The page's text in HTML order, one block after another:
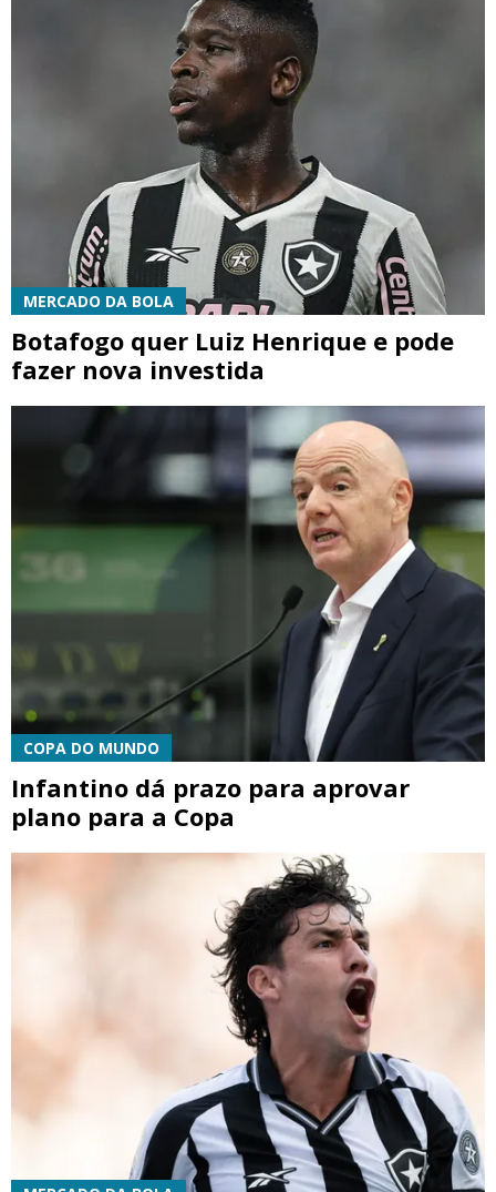
MERCADO DA BOLA
Botafogo quer Luiz Henrique e pode
fazer nova investida
COPA DO MUNDO
Infantino dá prazo para aprovar
plano para a Copa